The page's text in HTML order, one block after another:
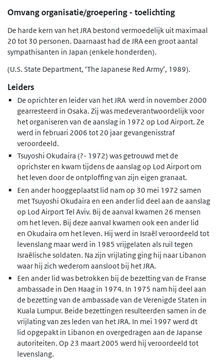
Omvang organisatie/groepering - toelichting
De harde kern van het JRA bestond vermoedelijk uit maximaal
20 tot 30 personen. Daarnaast had de JRA een groot aantal
sympathisanten in Japan (enkele honderden).
(U.S. State Department, ‘The Japanese Red Army’, 1989).
Leiders
De oprichter en leider van het JRA werd in november 2000
gearresteerd in Osaka. Zij was medeverantwoordelijk voor
het organiseren van de aanslag in 1972 op Lod Airport. Ze
werd in februari 2006 tot 20 jaar gevangenisstraf
veroordeeld.
Tsuyoshi Okudaira (?- 1972) was getrouwd met de
oprichster en kwam tijdens de aanslag op Lod Airport om
het leven door de ontploffing van zijn eigen granaat.
Een ander hooggeplaatst lid nam op 30 mei 1972 samen
met Tsuyoshi Okudaira en een ander lid deel aan de aanslag
op Lod Airport Tel Aviv. Bij de aanval kwamen 26 mensen
om het leven. Bij deze aanval kwamen ook een ander lid
en Okudaira om het leven. Hij werd in Israël veroordeeld tot
levenslang maar werd in 1985 vrijgelaten als ruil tegen
Israëlische soldaten. Na zijn vrijlating ging hij naar Libanon
waar hij zich wederom aansloot bij het JRA.
Een ander lid was betrokken bij de bezetting van de Franse
ambassade in Den Haag in 1974. In 1975 nam hij deel aan
de bezetting van de ambassade van de Verenigde Staten in
Kuala Lumpur. Beide bezettingen resulteerden samen in de
vrijlating van zes leden van het JRA. In mei 1997 werd dt
lid opgepakt in Libanon en overgedragen aan de Japanse
autoriteiten. Op 23 maart 2005 werd hij veroordeeld tot
levenslang.